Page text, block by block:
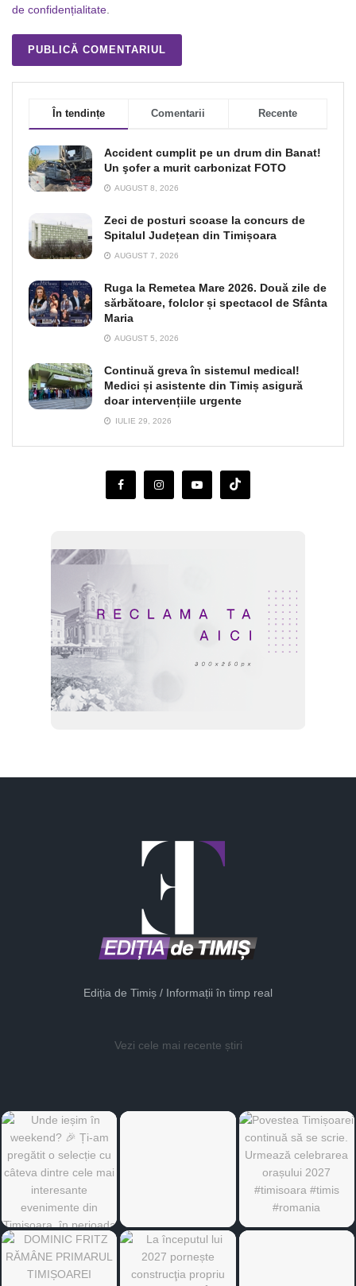
de confidențialitate.
În tendințe Comentarii Recente
Accident cumplit pe un drum din Banat!
Un şofer a murit carbonizat FOTO
AUGUST 8, 2026
Zeci de posturi scoase la concurs de
Spitalul Județean din Timișoara
AUGUST 7, 2026
Ruga la Remetea Mare 2026. Două zile de
sărbătoare, folclor și spectacol de Sfânta
Maria
AUGUST 5, 2026
Continuă greva în sistemul medical!
Medici și asistente din Timiș asigură
doar intervențiile urgente
IULIE 29, 2026
Ediția de Timiș / Informații în timp real
Vezi cele mai recente știri